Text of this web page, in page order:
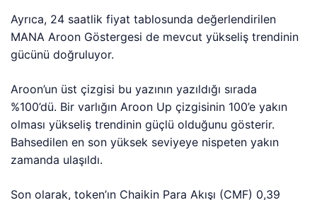
Ayrıca, 24 saatlik fiyat tablosunda değerlendirilen
MANA Aroon Göstergesi de mevcut yükseliş trendinin
gücünü doğruluyor.
Aroon’un üst çizgisi bu yazının yazıldığı sırada
%100’dü. Bir varlığın Aroon Up çizgisinin 100’e yakın
olması yükseliş trendinin güçlü olduğunu gösterir.
Bahsedilen en son yüksek seviyeye nispeten yakın
zamanda ulaşıldı.
Son olarak, token’ın Chaikin Para Akışı (CMF) 0,39